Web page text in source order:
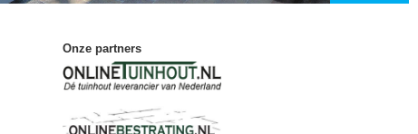
Onze partners